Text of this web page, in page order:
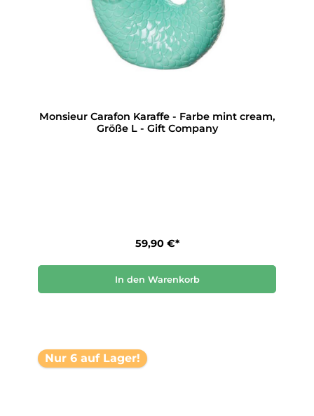
Monsieur Carafon Karaffe - Farbe mint cream,
Größe L - Gift Company
59,90 €*
In den Warenkorb
Nur 6 auf Lager!